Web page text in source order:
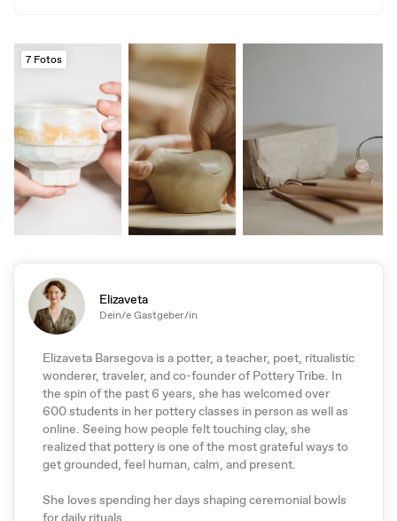
7 Fotos
Elizaveta
Dein/e Gastgeber/in
Elizaveta Barsegova is a potter, a teacher, poet, ritualistic
wonderer, traveler, and co-founder of Pottery Tribe. In
the spin of the past 6 years, she has welcomed over
600 students in her pottery classes in person as well as
online. Seeing how people felt touching clay, she
realized that pottery is one of the most grateful ways to
get grounded, feel human, calm, and present.
She loves spending her days shaping ceremonial bowls
for daily rituals.